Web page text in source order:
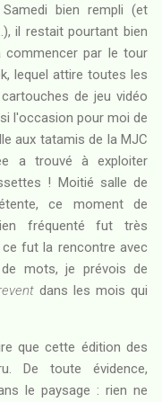
bien rempli (et
il restait pourtant bien
par le tour
lequel attire toutes les
de jeu vidéo
l'occasion pour moi de
aux tatamis de la MJC
a trouvé à exploiter
! Moitié salle de
ce moment de
fréquenté fut très
ce fut la rencontre avec
de mots, je prévois de
dans les mois qui
que cette édition des
De toute évidence,
le paysage : rien ne